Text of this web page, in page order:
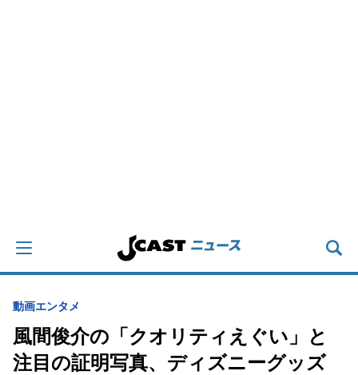
動画エンタメ
風間俊介の「クオリティえぐい」と
注目の証明写真、ディズニーグッズ